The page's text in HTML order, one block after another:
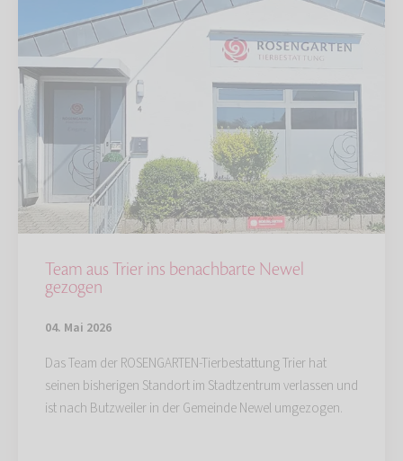
Team aus Trier ins benachbarte Newel
gezogen
04. Mai 2026
Das Team der ROSENGARTEN-Tierbestattung Trier hat
seinen bisherigen Standort im Stadtzentrum verlassen und
ist nach Butzweiler in der Gemeinde Newel umgezogen.